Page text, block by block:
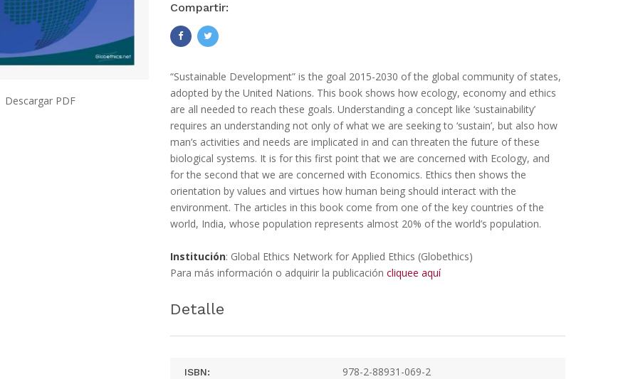
Descargar PDF
Compartir:
“Sustainable Development” is the goal 2015-2030 of the global community of states,
adopted by the United Nations. This book shows how ecology, economy and ethics
are all needed to reach these goals. Understanding a concept like ‘sustainability’
requires an understanding not only of what we are seeking to ‘sustain’, but also how
man’s activities and needs are implicated in and can threaten the future of these
biological systems. It is for this first point that we are concerned with Ecology, and
for the second that we are concerned with Economics. Ethics then shows the
orientation by values and virtues how human being should interact with the
environment. The articles in this book come from one of the key countries of the
world, India, whose population represents almost 20% of the world’s population.
Institución: Global Ethics Network for Applied Ethics (Globethics)
Para más información o adquirir la publicación cliquee aquí
Detalle
ISBN: 978-2-88931-069-2